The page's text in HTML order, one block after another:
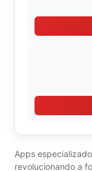
Apps
revolucionando a